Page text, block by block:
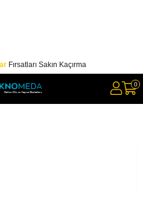
Fırsatları Sakın Kaçırma
0